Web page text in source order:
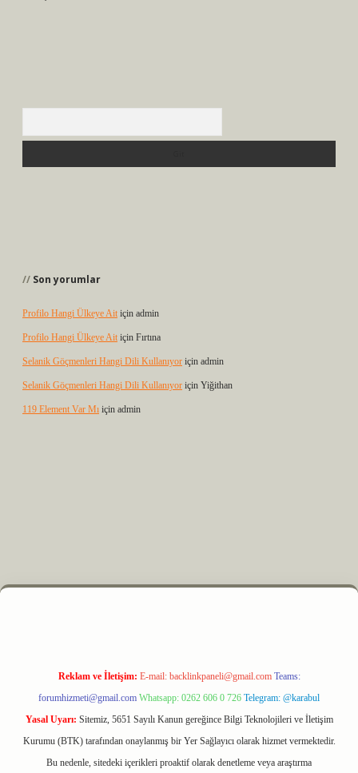
Son yorumlar
Profilo Hangi Ülkeye Ait için admin
Profilo Hangi Ülkeye Ait için Fırtına
Selanik Göçmenleri Hangi Dili Kullanıyor için admin
Selanik Göçmenleri Hangi Dili Kullanıyor için Yiğithan
119 Element Var Mı için admin
m elexbet
Reklam ve İletişim: E-mail: backlinkpaneli@gmail.com Teams:
forumhizmeti@gmail.com Whatsapp: 0262 606 0 726 Telegram: @karabul
Yasal Uyarı: Sitemiz, 5651 Sayılı Kanun gereğince Bilgi Teknolojileri ve İletişim
Kurumu (BTK) tarafından onaylanmış bir Yer Sağlayıcı olarak hizmet vermektedir.
Bu nedenle, sitedeki içerikleri proaktif olarak denetleme veya araştırma